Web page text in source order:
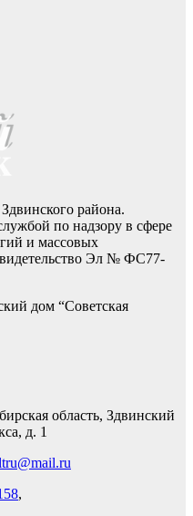
района.
по надзору в сфере
и массовых
Эл № ФС77-
дом “Советская
область, Здвинский
д. 1
,